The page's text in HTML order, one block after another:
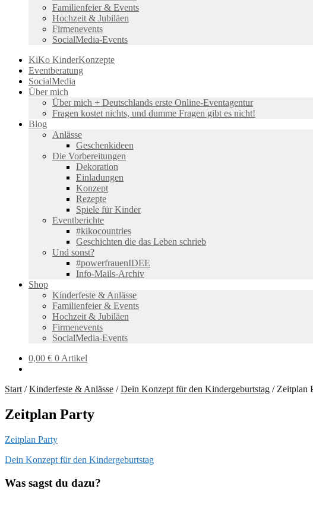
Familienfeier & Events
Hochzeit & Jubiläen
Firmenevents
SocialMedia-Events
KiKo KinderKonzepte
Eventberatung
SocialMedia
Über mich
Über mich + Deutschlands erste Online-Eventagentur
Fragen kostet nichts, und dumme Fragen gibt es nicht!
Blog
Anlässe
Geschenkideen
Die Vorbereitungen
Dekoration
Einladungen
Konzept
Rezepte
Spiele für Kinder
Eventberichte
#kikocountries
Geschichten die das Leben schrieb
Und sonst?
#powerfrauenIDEE
Info-Mails-Archiv
Shop
Kinderfeste & Anlässe
Familienfeier & Events
Hochzeit & Jubiläen
Firmenevents
SocialMedia-Events
0,00 € 0 Artikel
Start /Kinderfeste & Anlässe /Dein Konzept für den Kindergeburtstag / Zeitplan
Zeitplan Party
Zeitplan Party
Beitragsnavigation
Vorheriger
Dein Konzept für den Kindergeburtstag
Was sagst du dazu?